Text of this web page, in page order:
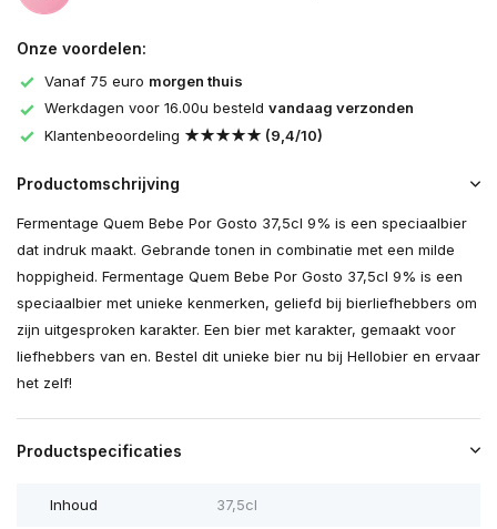
Onze voordelen:
Vanaf 75 euro morgen thuis
Werkdagen voor 16.00u besteld vandaag verzonden
Klantenbeoordeling ★★★★★ (9,4/10)
Productomschrijving
Fermentage Quem Bebe Por Gosto 37,5cl 9% is een speciaalbier
dat indruk maakt. Gebrande tonen in combinatie met een milde
hoppigheid. Fermentage Quem Bebe Por Gosto 37,5cl 9% is een
speciaalbier met unieke kenmerken, geliefd bij bierliefhebbers om
zijn uitgesproken karakter. Een bier met karakter, gemaakt voor
liefhebbers van en. Bestel dit unieke bier nu bij Hellobier en ervaar
het zelf!
Productspecificaties
Inhoud 37,5cl